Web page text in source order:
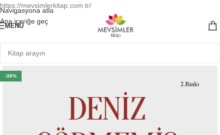
https://mevsimlerkitap.com.tr/
Navigasyona atla
Ana içeriğe geç
MENÜ
-38%